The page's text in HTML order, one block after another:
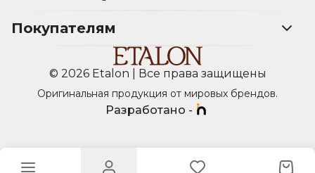
Покупателям
© 2026 Etalon | Все права защищены
Оригинальная продукция от мировых брендов.
Разработано -